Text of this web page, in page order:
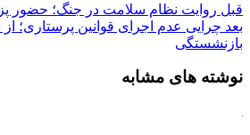
قبل روایت نظام سلامت در جنگ؛ حضور
بعد چرایی عدم اجرای قوانین پرستاری؛
بازنشستگی
نوشته های مشابه